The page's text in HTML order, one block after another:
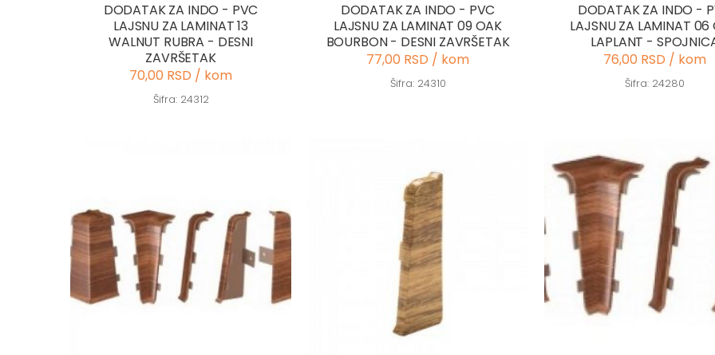
DODATAK ZA INDO - PVC
LAJSNU ZA LAMINAT 13
WALNUT RUBRA - DESNI
ZAVRŠETAK
70,00 RSD / kom
Šifra: 24312
DODATAK ZA INDO - PVC
LAJSNU ZA LAMINAT 09 OAK
BOURBON - DESNI ZAVRŠETAK
77,00 RSD / kom
Šifra: 24310
DODATAK ZA INDO -
LAJSNU ZA LAMINAT 06
LAPLANT -
76,00 RSD / kom
Šifra: 24280